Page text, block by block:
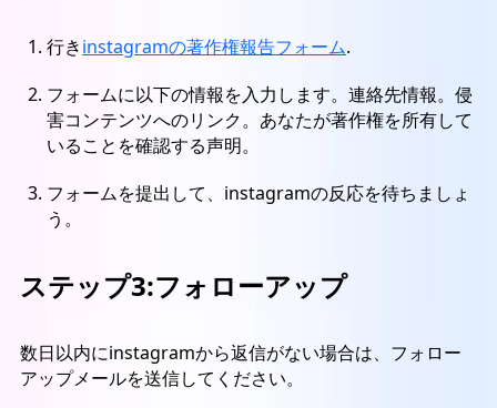
行きinstagramの著作権報告フォーム.
フォームに以下の情報を入力します。連絡先情報。侵
害コンテンツへのリンク。あなたが著作権を所有して
いることを確認する声明。
フォームを提出して、instagramの反応を待ちましょ
う。
ステップ3:フォローアップ
数日以内にinstagramから返信がない場合は、フォロー
アップメールを送信してください。